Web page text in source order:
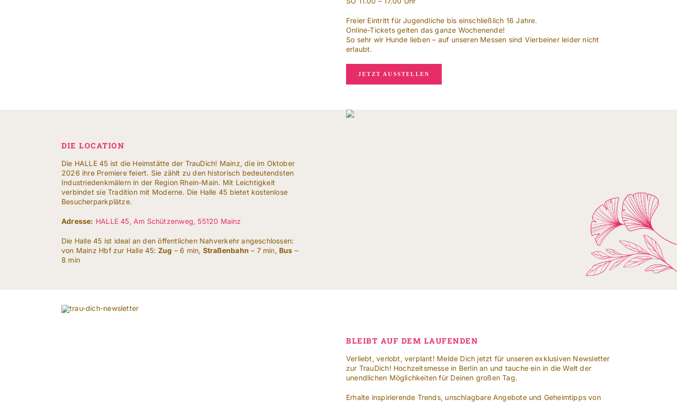
Freier Eintritt für Jugendliche bis einschließlich 16 Jahre.
Online-Tickets gelten das ganze Wochenende!
So sehr wir Hunde lieben – auf unseren Messen sind Vierbeiner leider nicht
erlaubt.
JETZT AUSSTELLEN
DIE LOCATION
Die HALLE 45 ist die Heimstätte der TrauDich! Mainz, die im Oktober
2026 ihre Premiere feiert. Sie zählt zu den historisch bedeutendsten
Industriedenkmälern in der Region Rhein-Main. Mit Leichtigkeit
verbindet sie Tradition mit Moderne. Die Halle 45 bietet kostenlose
Besucherparkplätze.
Adresse: HALLE 45, Am Schützenweg, 55120 Mainz
Die Halle 45 ist ideal an den öffentlichen Nahverkehr angeschlossen:
von Mainz Hbf zur Halle 45: Zug – 6 min, Straßenbahn – 7 min, Bus –
8 min
BLEIBT AUF DEM LAUFENDEN
Verliebt, verlobt, verplant! Melde Dich jetzt für unseren exklusiven Newsletter
zur TrauDich! Hochzeitsmesse in Berlin an und tauche ein in die Welt der
unendlichen Möglichkeiten für Deinen großen Tag.
Erhalte inspirierende Trends, unschlagbare Angebote und Geheimtipps von